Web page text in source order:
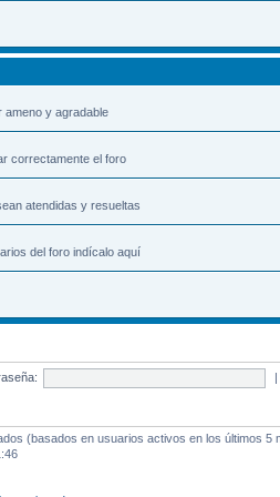
ameno y agradable
correctamente el foro
atendidas y resueltas
del foro indícalo aquí
|
(basados en usuarios activos en los últimos 5